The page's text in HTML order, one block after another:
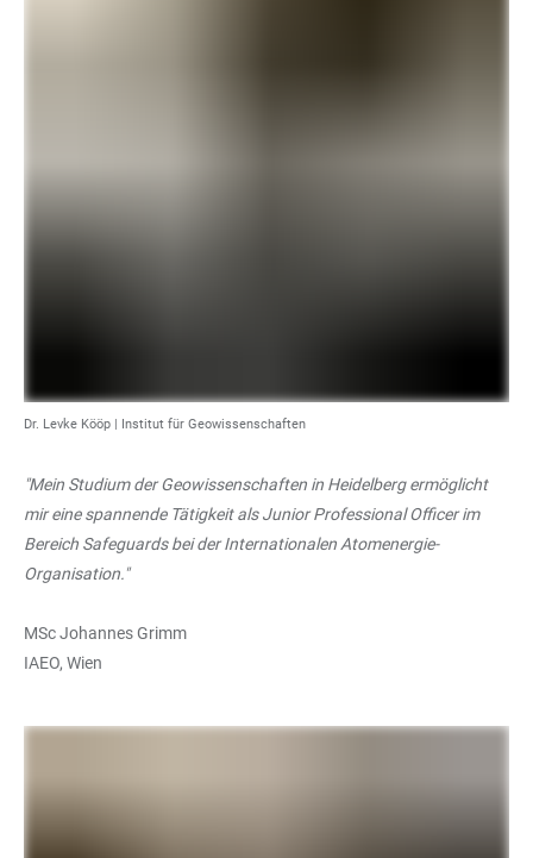
Dr. Levke Kööp | Institut für Geowissenschaften
"Mein Studium der Geowissenschaften in Heidelberg ermöglicht
mir eine spannende Tätigkeit als Junior Professional Officer im
Bereich Safeguards bei der Internationalen Atomenergie-
Organisation."
MSc Johannes Grimm
IAEO, Wien